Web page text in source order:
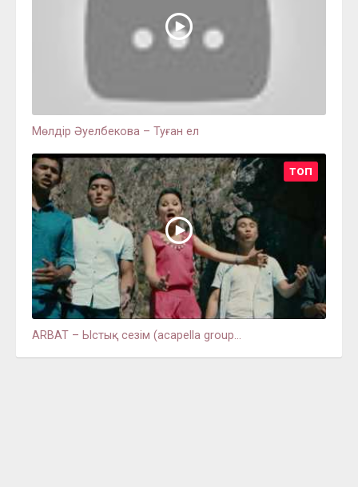
Мөлдір Әуелбекова – Туған ел
ТОП
ARBAT – Ыстық сезім (acapella group...